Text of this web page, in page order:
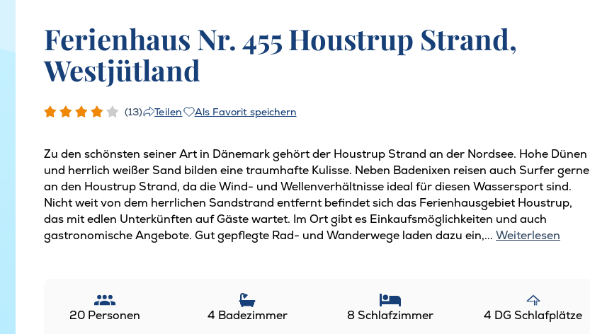
Ferienhaus Nr. 455 Houstrup Strand,
Westjütland
(13) Teilen Als Favorit speichern
Zu den schönsten seiner Art in Dänemark gehört der Houstrup Strand an der Nordsee. Hohe Dünen
und herrlich weißer Sand bilden eine traumhafte Kulisse. Neben Badenixen reisen auch Surfer gerne
an den Houstrup Strand, da die Wind- und Wellenverhältnisse ideal für diesen Wassersport sind.
Nicht weit von dem herrlichen Sandstrand entfernt befindet sich das Ferienhausgebiet Houstrup,
das mit edlen Unterkünften auf Gäste wartet. Im Ort gibt es Einkaufsmöglichkeiten und auch
gastronomische Angebote. Gut gepflegte Rad- und Wanderwege laden dazu ein,... Weiterlesen
20 Personen 4 Badezimmer 8 Schlafzimmer 4 DG Schlafplätze